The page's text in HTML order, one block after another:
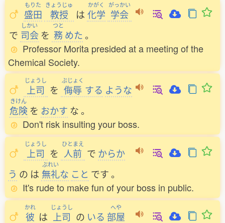
もりた
盛田
きょうじゅ
教授 は
かがく
化学
がっかい
学会
で
しかい
司会 を
つと
務めた。
Professor Morita presided at a meeting of the
Chemical Society.
じょうし
上司 を
ぶじょく
侮辱 する ような
きけん
危険 を おかす な。
Don't risk insulting your boss.
じょうし
上司 を
ひとまえ
人前 で からか
う の は
ぶれい
無礼な こと です。
It's rude to make fun of your boss in public.
かれ
彼 は
じょうし
上司 の いる
へや
部屋